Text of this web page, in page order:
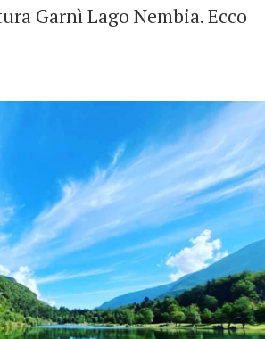
Garnì Lago Nembia. Ecco